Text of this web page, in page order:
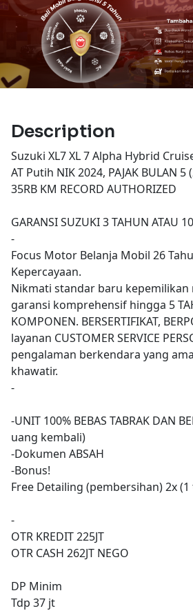
Description
Suzuki XL7 XL 7 Alpha Hybrid
AT Putih NIK 2024, PAJAK BULAN 5
35RB KM RECORD AUTHORIZED
GARANSI SUZUKI 3 TAHUN ATAU
-
Focus Motor Belanja Mobil 26
Kepercayaan.
Nikmati standar baru kepemilikan
garansi komprehensif hingga 5
KOMPONEN. BERSERTIFIKAT,
layanan CUSTOMER SERVICE
pengalaman berkendara yang
khawatir.
-
-UNIT 100% BEBAS TABRAK DAN
uang kembali)
-Dokumen ABSAH
-Bonus!
Free Detailing (pembersihan) 2x
-
OTR KREDIT 225JT
OTR CASH 262JT NEGO
DP Minim
Tdp 37 jt